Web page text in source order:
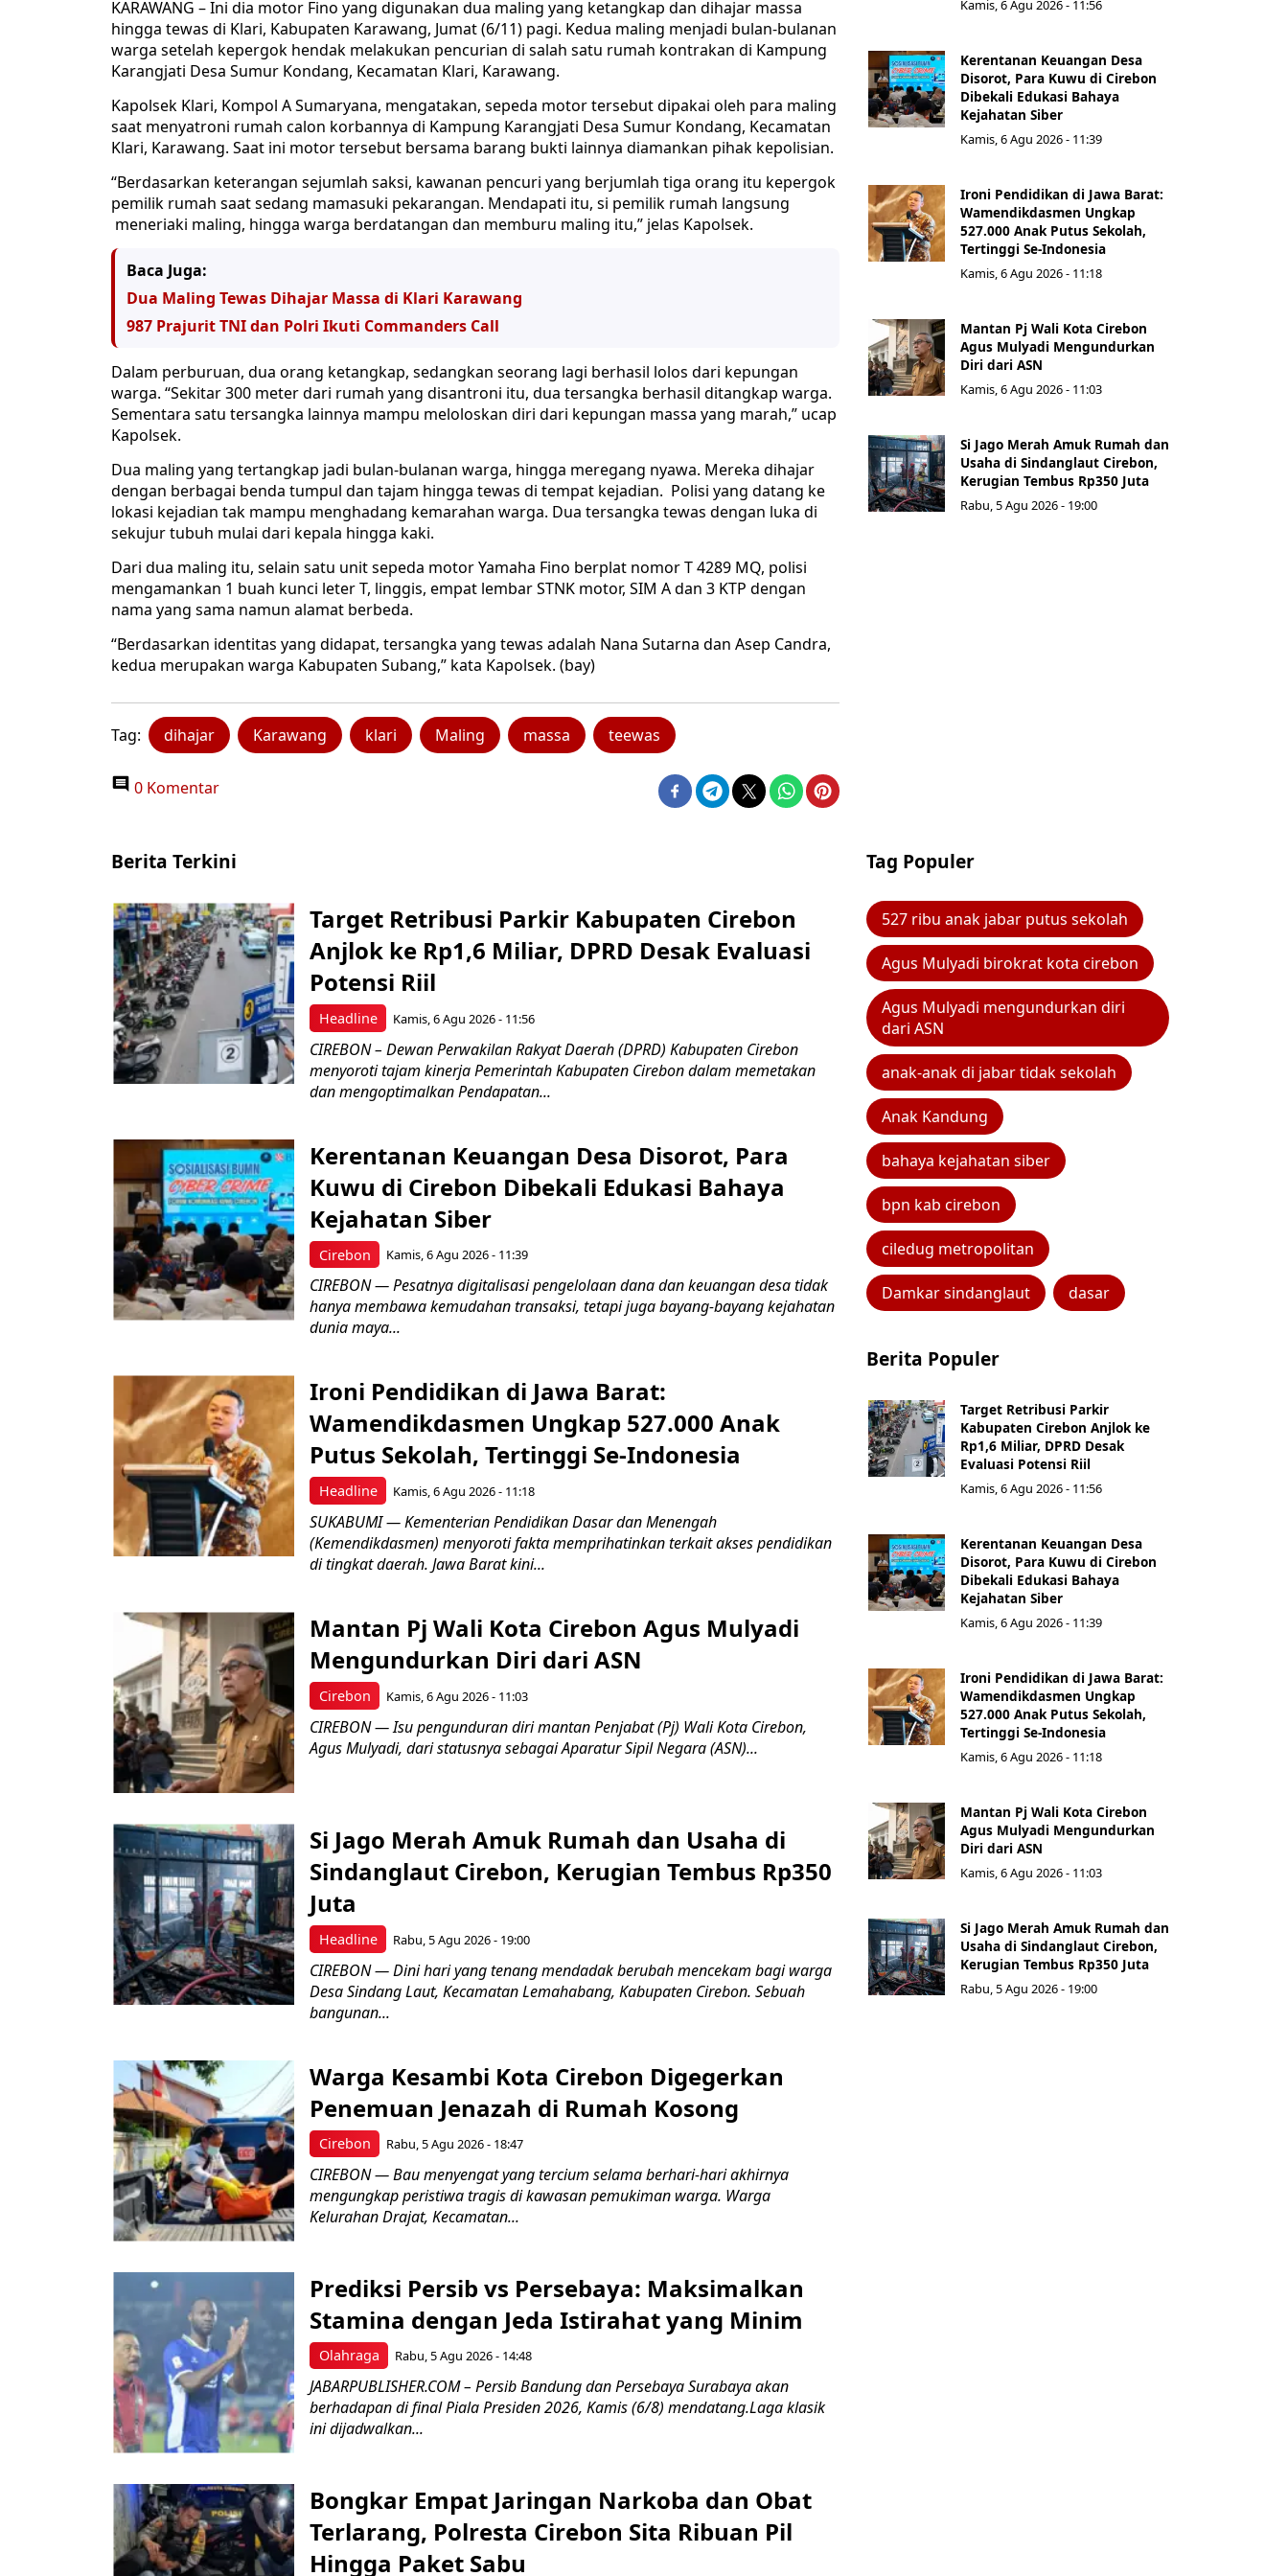
KARAWANG – Ini dia motor Fino yang digunakan dua maling yang ketangkap dan dihajar massa
hingga tewas di Klari, Kabupaten Karawang, Jumat (6/11) pagi. Kedua maling menjadi bulan-bulanan
warga setelah kepergok hendak melakukan pencurian di salah satu rumah kontrakan di Kampung
Karangjati Desa Sumur Kondang, Kecamatan Klari, Karawang.
Kapolsek Klari, Kompol A Sumaryana, mengatakan, sepeda motor tersebut dipakai oleh para maling
saat menyatroni rumah calon korbannya di Kampung Karangjati Desa Sumur Kondang, Kecamatan
Klari, Karawang. Saat ini motor tersebut bersama barang bukti lainnya diamankan pihak kepolisian.
“Berdasarkan keterangan sejumlah saksi, kawanan pencuri yang berjumlah tiga orang itu kepergok
pemilik rumah saat sedang mamasuki pekarangan. Mendapati itu, si pemilik rumah langsung
meneriaki maling, hingga warga berdatangan dan memburu maling itu,” jelas Kapolsek.
Baca Juga:
Dua Maling Tewas Dihajar Massa di Klari Karawang
987 Prajurit TNI dan Polri Ikuti Commanders Call
Dalam perburuan, dua orang ketangkap, sedangkan seorang lagi berhasil lolos dari kepungan
warga. “Sekitar 300 meter dari rumah yang disantroni itu, dua tersangka berhasil ditangkap warga.
Sementara satu tersangka lainnya mampu meloloskan diri dari kepungan massa yang marah,” ucap
Kapolsek.
Dua maling yang tertangkap jadi bulan-bulanan warga, hingga meregang nyawa. Mereka dihajar
dengan berbagai benda tumpul dan tajam hingga tewas di tempat kejadian. Polisi yang datang ke
lokasi kejadian tak mampu menghadang kemarahan warga. Dua tersangka tewas dengan luka di
sekujur tubuh mulai dari kepala hingga kaki.
Dari dua maling itu, selain satu unit sepeda motor Yamaha Fino berplat nomor T 4289 MQ, polisi
mengamankan 1 buah kunci leter T, linggis, empat lembar STNK motor, SIM A dan 3 KTP dengan
nama yang sama namun alamat berbeda.
“Berdasarkan identitas yang didapat, tersangka yang tewas adalah Nana Sutarna dan Asep Candra,
kedua merupakan warga Kabupaten Subang,” kata Kapolsek. (bay)
Tag: dihajar Karawang klari Maling massa teewas
0 Komentar
Kamis, 6 Agu 2026 - 11:56
Kerentanan Keuangan Desa
Disorot, Para Kuwu di Cirebon
Dibekali Edukasi Bahaya
Kejahatan Siber
Kamis, 6 Agu 2026 - 11:39
Ironi Pendidikan di Jawa Barat:
Wamendikdasmen Ungkap
527.000 Anak Putus Sekolah,
Tertinggi Se-Indonesia
Kamis, 6 Agu 2026 - 11:18
Mantan Pj Wali Kota Cirebon
Agus Mulyadi Mengundurkan
Diri dari ASN
Kamis, 6 Agu 2026 - 11:03
Si Jago Merah Amuk Rumah dan
Usaha di Sindanglaut Cirebon,
Kerugian Tembus Rp350 Juta
Rabu, 5 Agu 2026 - 19:00
Berita Terkini
Headline
Target Retribusi Parkir Kabupaten Cirebon
Anjlok ke Rp1,6 Miliar, DPRD Desak Evaluasi
Potensi Riil
Kamis, 6 Agu 2026 - 11:56
CIREBON – Dewan Perwakilan Rakyat Daerah (DPRD) Kabupaten Cirebon
menyoroti tajam kinerja Pemerintah Kabupaten Cirebon dalam memetakan
dan mengoptimalkan Pendapatan...
Cirebon
Kerentanan Keuangan Desa Disorot, Para
Kuwu di Cirebon Dibekali Edukasi Bahaya
Kejahatan Siber
Kamis, 6 Agu 2026 - 11:39
CIREBON — Pesatnya digitalisasi pengelolaan dana dan keuangan desa tidak
hanya membawa kemudahan transaksi, tetapi juga bayang-bayang kejahatan
dunia maya...
Headline
Ironi Pendidikan di Jawa Barat:
Wamendikdasmen Ungkap 527.000 Anak
Putus Sekolah, Tertinggi Se-Indonesia
Kamis, 6 Agu 2026 - 11:18
SUKABUMI — Kementerian Pendidikan Dasar dan Menengah
(Kemendikdasmen) menyoroti fakta memprihatinkan terkait akses pendidikan
di tingkat daerah. Jawa Barat kini...
Cirebon
Mantan Pj Wali Kota Cirebon Agus Mulyadi
Mengundurkan Diri dari ASN
Kamis, 6 Agu 2026 - 11:03
CIREBON — Isu pengunduran diri mantan Penjabat (Pj) Wali Kota Cirebon,
Agus Mulyadi, dari statusnya sebagai Aparatur Sipil Negara (ASN)...
Headline
Si Jago Merah Amuk Rumah dan Usaha di
Sindanglaut Cirebon, Kerugian Tembus Rp350
Juta
Rabu, 5 Agu 2026 - 19:00
CIREBON — Dini hari yang tenang mendadak berubah mencekam bagi warga
Desa Sindang Laut, Kecamatan Lemahabang, Kabupaten Cirebon. Sebuah
bangunan...
Cirebon
Warga Kesambi Kota Cirebon Digegerkan
Penemuan Jenazah di Rumah Kosong
Rabu, 5 Agu 2026 - 18:47
CIREBON — Bau menyengat yang tercium selama berhari-hari akhirnya
mengungkap peristiwa tragis di kawasan pemukiman warga. Warga
Kelurahan Drajat, Kecamatan...
Olahraga
Prediksi Persib vs Persebaya: Maksimalkan
Stamina dengan Jeda Istirahat yang Minim
Rabu, 5 Agu 2026 - 14:48
JABARPUBLISHER.COM – Persib Bandung dan Persebaya Surabaya akan
berhadapan di final Piala Presiden 2026, Kamis (6/8) mendatang.Laga klasik
ini dijadwalkan...
Bongkar Empat Jaringan Narkoba dan Obat
Terlarang, Polresta Cirebon Sita Ribuan Pil
Hingga Paket Sabu
Tag Populer
527 ribu anak jabar putus sekolah
Agus Mulyadi birokrat kota cirebon
Agus Mulyadi mengundurkan diri
dari ASN
anak-anak di jabar tidak sekolah
Anak Kandung
bahaya kejahatan siber
bpn kab cirebon
ciledug metropolitan
Damkar sindanglaut dasar
Berita Populer
Target Retribusi Parkir
Kabupaten Cirebon Anjlok ke
Rp1,6 Miliar, DPRD Desak
Evaluasi Potensi Riil
Kamis, 6 Agu 2026 - 11:56
Kerentanan Keuangan Desa
Disorot, Para Kuwu di Cirebon
Dibekali Edukasi Bahaya
Kejahatan Siber
Kamis, 6 Agu 2026 - 11:39
Ironi Pendidikan di Jawa Barat:
Wamendikdasmen Ungkap
527.000 Anak Putus Sekolah,
Tertinggi Se-Indonesia
Kamis, 6 Agu 2026 - 11:18
Mantan Pj Wali Kota Cirebon
Agus Mulyadi Mengundurkan
Diri dari ASN
Kamis, 6 Agu 2026 - 11:03
Si Jago Merah Amuk Rumah dan
Usaha di Sindanglaut Cirebon,
Kerugian Tembus Rp350 Juta
Rabu, 5 Agu 2026 - 19:00